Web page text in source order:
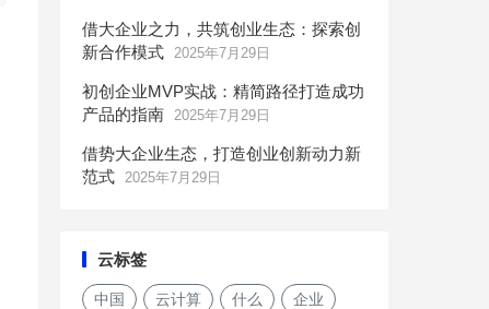
借大企业之力，共筑创业生态：探索创
新合作模式 2025年7月29日
初创企业MVP实战：精简路径打造成功
产品的指南 2025年7月29日
借势大企业生态，打造创业创新动力新
范式 2025年7月29日
云标签
中国 云计算 什么 企业